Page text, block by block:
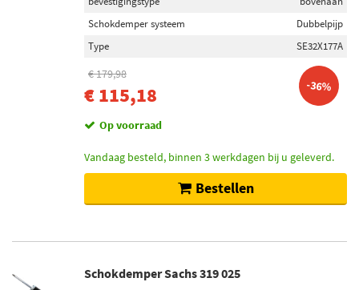
Schokdemper systeem
Dubbelpijp
Type
SE32X177A
€ 179,98
€ 115,18 -36%
Op voorraad
Vandaag besteld, binnen 3 werkdagen bij u geleverd.
Bestellen
Schokdemper Sachs 319 025